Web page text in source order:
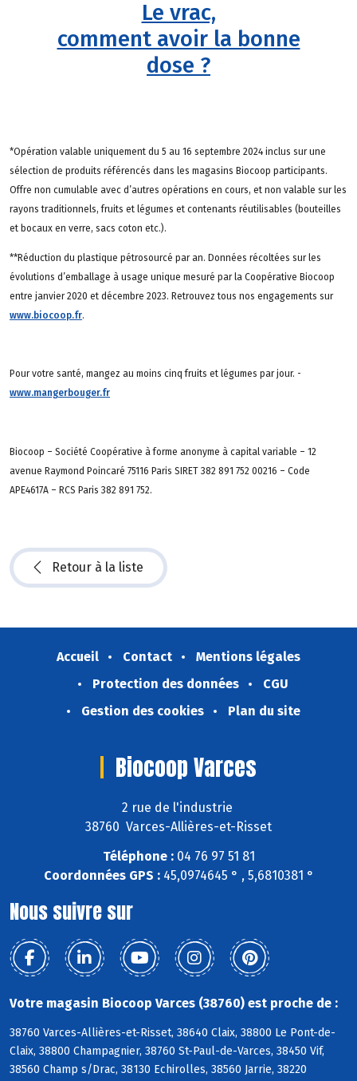
Le vrac,
comment avoir la bonne
dose ?
*Opération valable uniquement du 5 au 16 septembre 2024 inclus sur une
sélection de produits référencés dans les magasins Biocoop participants.
Offre non cumulable avec d’autres opérations en cours, et non valable sur les
rayons traditionnels, fruits et légumes et contenants réutilisables (bouteilles
et bocaux en verre, sacs coton etc.).
**Réduction du plastique pétrosourcé par an. Données récoltées sur les
évolutions d’emballage à usage unique mesuré par la Coopérative Biocoop
entre janvier 2020 et décembre 2023. Retrouvez tous nos engagements sur
www.biocoop.fr.
Pour votre santé, mangez au moins cinq fruits et légumes par jour. -
www.mangerbouger.fr
Biocoop – Société Coopérative à forme anonyme à capital variable – 12
avenue Raymond Poincaré 75116 Paris SIRET 382 891 752 00216 – Code
APE4617A – RCS Paris 382 891 752.
Retour à la liste
Accueil Contact
Mentions légales
Protection des données
CGU
Gestion des cookies
Plan du site
Biocoop Varces
2 rue de l'industrie
38760 Varces-Allières-et-Risset
Téléphone :04 76 97 51 81
Coordonnées GPS :45,0974645 ° , 5,6810381 °
Nous suivre sur
Votre magasin Biocoop Varces (38760) est proche de :
38760 Varces-Allières-et-Risset, 38640 Claix, 38800 Le Pont-de-
Claix, 38800 Champagnier, 38760 St-Paul-de-Varces, 38450 Vif,
38560 Champ s/Drac, 38130 Echirolles, 38560 Jarrie, 38220